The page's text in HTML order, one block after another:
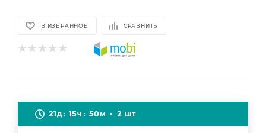
В ИЗБРАННОЕ СРАВНИТЬ
21д 15ч 50м 2 шт